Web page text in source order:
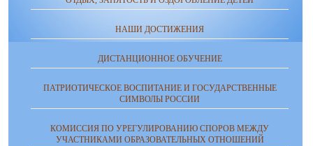
НАШИ ДОСТИЖЕНИЯ
ДИСТАНЦИОННОЕ ОБУЧЕНИЕ
ПАТРИОТИЧЕСКОЕ ВОСПИТАНИЕ И ГОСУДАРСТВЕННЫЕ
СИМВОЛЫ РОССИИ
КОМИССИЯ ПО УРЕГУЛИРОВАНИЮ СПОРОВ МЕЖДУ
УЧАСТНИКАМИ ОБРАЗОВАТЕЛЬНЫХ ОТНОШЕНИЙ